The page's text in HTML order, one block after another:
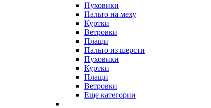
Пуховики
Пальто на меху
Куртки
Ветровки
Плащи
Пальто из шерсти
Пуховики
Куртки
Плащи
Ветровки
Еще категории